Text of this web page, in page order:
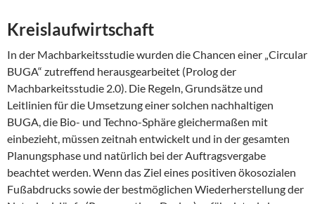
Kreislaufwirtschaft
In der Machbarkeitsstudie wurden die Chancen einer „Circular
BUGA“ zutreffend herausgearbeitet (Prolog der
Machbarkeitsstudie 2.0). Die Regeln, Grundsätze und
Leitlinien für die Umsetzung einer solchen nachhaltigen
BUGA, die Bio- und Techno-Sphäre gleichermaßen mit
einbezieht, müssen zeitnah entwickelt und in der gesamten
Planungsphase und natürlich bei der Auftragsvergabe
beachtet werden. Wenn das Ziel eines positiven ökosozialen
Fußabdrucks sowie der bestmöglichen Wiederherstellung der